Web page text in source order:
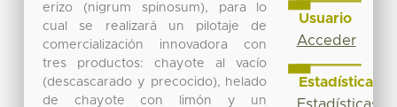
erizo (nigrum spinosum), para lo
cual se realizará un pilotaje de
comercialización innovadora con
tres productos: chayote al vacío
(descascarado y precocido), helado
de chayote con limón y un
Usuario
Acceder
Estadísticas